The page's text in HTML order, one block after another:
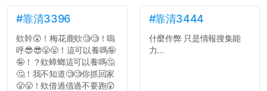
#靠清3396
欸幹😲！梅花鹿欸🧐🧐！嗚
呼😎😎😤😤！這可以養嗎🤪
🤪！？欸蟑螂這可以養嗎🤔
🤔！我不知道🧐🧐你抓回家
😤😤！欸借過借過不要跑😲
#靠清3444
什麼作弊 只是情報搜集能
力...